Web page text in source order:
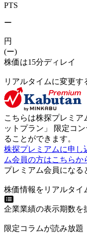
PTS
ー
円
(ー)
株価は15分ディレイ
リアルタイムに変更す
こちらは株探プレミア
ットプラン 」 限定コ
ることができます。
株探プレミアムに申し
ム会員の方はこちらか
プレミアム会員になる
株価情報をリアルタイ
企業業績の表示期数を
限定コラムが読み放題